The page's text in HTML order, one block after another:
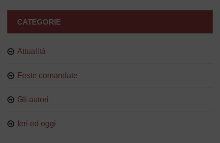
CATEGORIE
Attualità
Feste comandate
Gli autori
Ieri ed oggi